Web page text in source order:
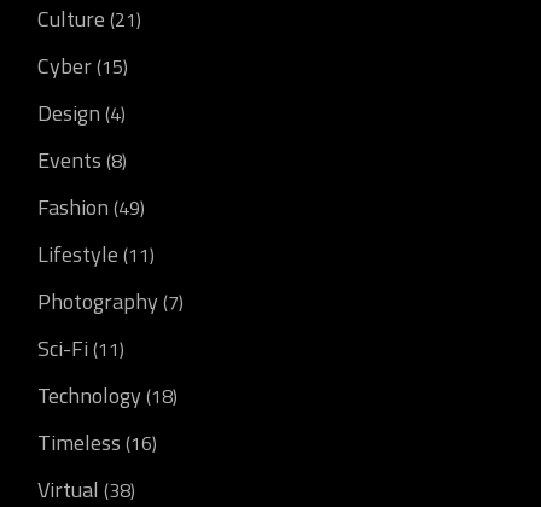
Culture (21)
Cyber(15)
Design (4)
Events (8)
Fashion (49)
Lifestyle (11)
Photography (7)
Sci-Fi (11)
Technology (18)
Timeless (16)
Virtual (38)